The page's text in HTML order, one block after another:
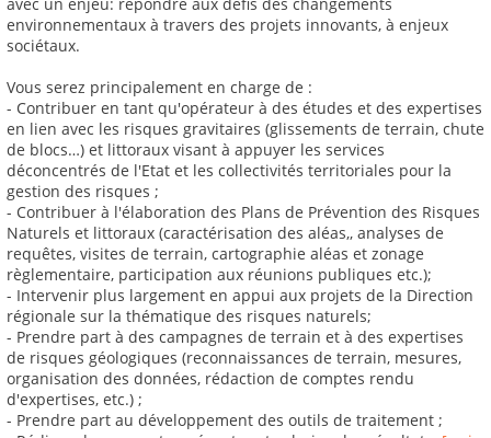
avec un enjeu: répondre aux défis des changements
environnementaux à travers des projets innovants, à enjeux
sociétaux.
Vous serez principalement en charge de :
- Contribuer en tant qu'opérateur à des études et des expertises
en lien avec les risques gravitaires (glissements de terrain, chute
de blocs…) et littoraux visant à appuyer les services
déconcentrés de l'Etat et les collectivités territoriales pour la
gestion des risques ;
- Contribuer à l'élaboration des Plans de Prévention des Risques
Naturels et littoraux (caractérisation des aléas,, analyses de
requêtes, visites de terrain, cartographie aléas et zonage
règlementaire, participation aux réunions publiques etc.);
- Intervenir plus largement en appui aux projets de la Direction
régionale sur la thématique des risques naturels;
- Prendre part à des campagnes de terrain et à des expertises
de risques géologiques (reconnaissances de terrain, mesures,
organisation des données, rédaction de comptes rendu
d'expertises, etc.) ;
- Prendre part au développement des outils de traitement ;